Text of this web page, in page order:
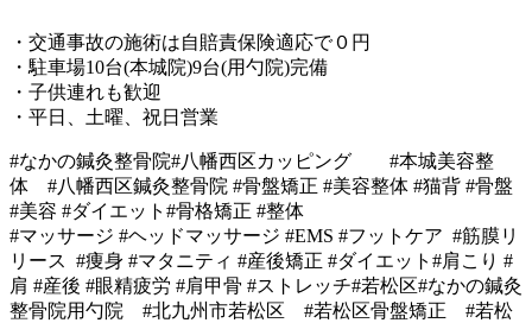
・交通事故の施術は自賠責保険適応で０円
・駐車場10台(本城院)9台(用勺院)完備
・子供連れも歓迎
・平日、土曜、祝日営業
#なかの鍼灸整骨院#八幡西区カッピング #本城美容整
体 #八幡西区鍼灸整骨院 #骨盤矯正 #美容整体 #猫背 #骨盤
#美容 #ダイエット#骨格矯正 #整体
#マッサージ #ヘッドマッサージ #EMS #フットケア #筋膜リ
リース #痩身 #マタニティ #産後矯正 #ダイエット#肩こり #
肩 #産後 #眼精疲労 #肩甲骨 #ストレッチ#若松区#なかの鍼灸
整骨院用勺院 #北九州市若松区 #若松区骨盤矯正 #若松